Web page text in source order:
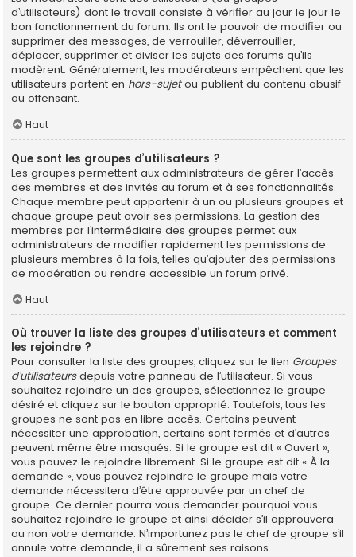
d’utilisateurs) dont le travail consiste à vérifier au jour le jour le
bon fonctionnement du forum. Ils ont le pouvoir de modifier ou
supprimer des messages, de verrouiller, déverrouiller,
déplacer, supprimer et diviser les sujets des forums qu’ils
modèrent. Généralement, les modérateurs empêchent que les
utilisateurs partent en hors-sujetou publient du contenu abusif
ou offensant.
Haut
Que sont les groupes d’utilisateurs ?
Les groupes permettent aux administrateurs de gérer l’accès
des membres et des invités au forum et à ses fonctionnalités.
Chaque membre peut appartenir à un ou plusieurs groupes et
chaque groupe peut avoir ses permissions. La gestion des
membres par l’intermédiaire des groupes permet aux
administrateurs de modifier rapidement les permissions de
plusieurs membres à la fois, telles qu’ajouter des permissions
de modération ou rendre accessible un forum privé.
Haut
Où trouver la liste des groupes d’utilisateurs et comment
les rejoindre ?
Pour consulter la liste des groupes, cliquez sur le lien Groupes
d’utilisateursdepuis votre panneau de l’utilisateur. Si vous
souhaitez rejoindre un des groupes, sélectionnez le groupe
désiré et cliquez sur le bouton approprié. Toutefois, tous les
groupes ne sont pas en libre accès. Certains peuvent
nécessiter une approbation, certains sont fermés et d’autres
peuvent même être masqués. Si le groupe est dit « Ouvert »,
vous pouvez le rejoindre librement. Si le groupe est dit « À la
demande », vous pouvez rejoindre le groupe mais votre
demande nécessitera d’être approuvée par un chef de
groupe. Ce dernier pourra vous demander pourquoi vous
souhaitez rejoindre le groupe et ainsi décider s’il approuvera
ou non votre demande. N’importunez pas le chef de groupe s’il
annule votre demande, il a sûrement ses raisons.